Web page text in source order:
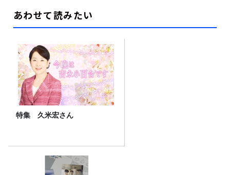
あわせて読みたい
特集 久米宏さん